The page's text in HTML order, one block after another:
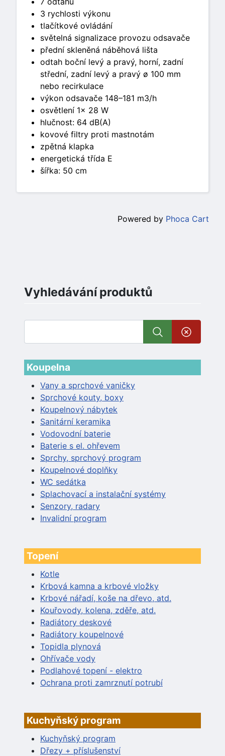
Vyhledávání produktů
Koupelna
Vany a sprchové vaničky
Sprchové kouty, boxy
Koupelnový nábytek
Sanitární keramika
Vodovodní baterie
Baterie s el. ohřevem
Sprchy, sprchový program
Koupelnové doplňky
WC sedátka
Splachovací a instalační systémy
Senzory, radary
Invalidní program
Topení
Kotle
Krbová kamna a krbové vložky
Krbové nářadí, koše na dřevo, atd.
Kouřovody, kolena, zděře, atd.
Radiátory deskové
Radiátory koupelnové
Topidla plynová
Ohřívače vody
Podlahové topení - elektro
Ochrana proti zamrznutí potrubí
Kuchyňský program
Kuchyňský program
Dřezy + příslušenství
3 rychlosti výkonu
tlačítkové ovládání
světelná signalizace provozu odsavače
přední skleněná náběhová lišta
odtah boční levý a pravý, horní, zadní
střední, zadní levý a pravý ø 100 mm
nebo recirkulace
výkon odsavače 148–181 m3/h
osvětlení 1x 28 W
hlučnost: 64 dB(A)
kovové filtry proti mastnotám
zpětná klapka
energetická třída E
šířka: 50 cm
Powered by Phoca Cart